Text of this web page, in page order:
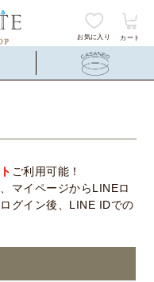
お気に入り カート
ご利用可能！
マイページからLINEロ
グイン後、LINE IDでの